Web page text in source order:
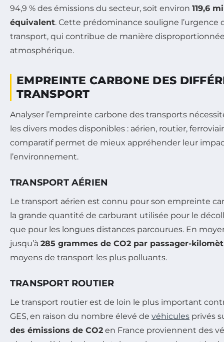
94,9 % des émissions du secteur, soit environ 119,6
équivalent. Cette prédominance souligne l’urgence
transport, qui contribue de manière
atmosphérique.
EMPREINTE CARBONE DES
TRANSPORT
Analyser l’empreinte carbone des transports
les divers modes disponibles : aérien, routier,
comparatif permet de mieux appréhender leur
l’environnement.
TRANSPORT AÉRIEN
Le transport aérien est connu pour son empreinte
la grande quantité de carburant utilisée pour le
que pour les longues distances parcourues. En
jusqu’à 285 grammes de CO2 par passager-
moyens de transport les plus polluants.
TRANSPORT ROUTIER
Le transport routier est de loin le plus important
GES, en raison du nombre élevé de véhicules privés
des émissions de CO2 en France proviennent des